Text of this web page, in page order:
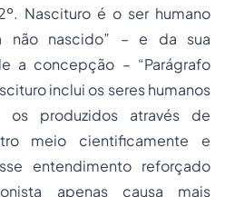
Nascituro é o ser humano
não nascido” – e da sua
a concepção – “Parágrafo
inclui os seres humanos
os produzidos através de
meio cientificamente e
entendimento reforçado
apenas causa mais